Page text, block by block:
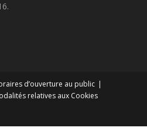
d’ouverture au public
relatives aux Cookies